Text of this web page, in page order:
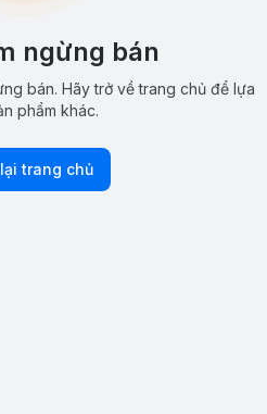
ngừng bán
bán. Hãy trở về trang chủ để lựa
phẩm khác.
trang chủ